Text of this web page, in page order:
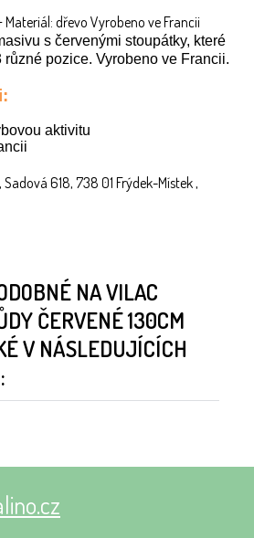
Materiál: dřevo Vyrobeno ve Francii
s červenými stoupátky, které
pozice. Vyrobeno ve Francii.
aktivitu
618, 738 01 Frýdek-Místek ,
NA VILAC
ČERVENÉ 130CM
V NÁSLEDUJÍCÍCH